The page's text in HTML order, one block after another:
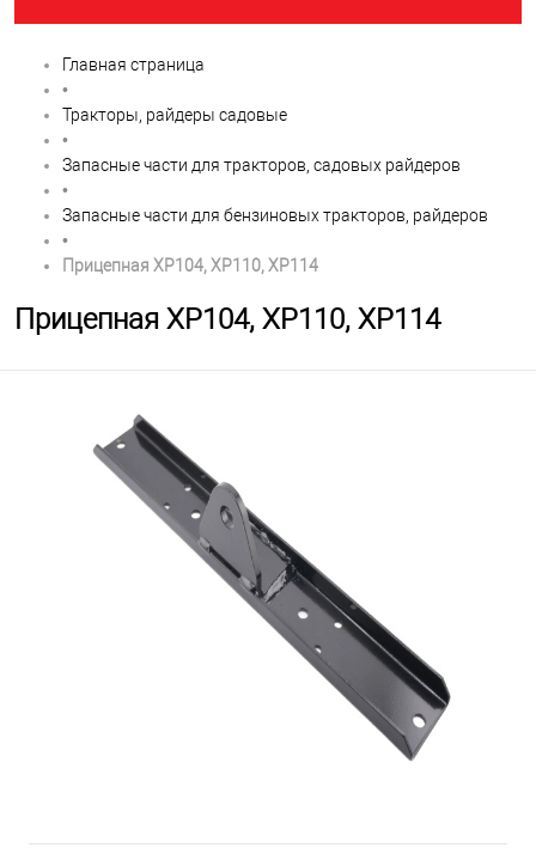
Главная страница
•
Тракторы, райдеры садовые
•
Запасные части для тракторов, садовых райдеров
•
Запасные части для бензиновых тракторов, райдеров
•
Прицепная XP104, XP110, XP114
Прицепная XP104, XP110, XP114